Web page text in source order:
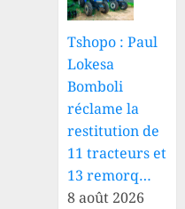
Tshopo : Paul
Lokesa
Bomboli
réclame la
restitution de
11 tracteurs et
13 remorq…
8 août 2026